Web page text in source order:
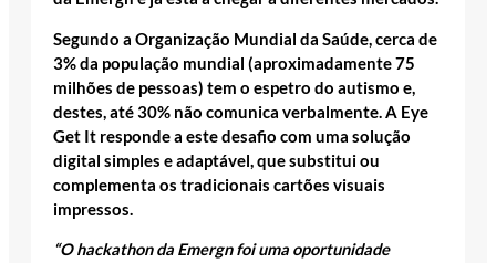
Segundo a Organização Mundial da Saúde, cerca de
3% da população mundial (aproximadamente 75
milhões de pessoas) tem o espetro do autismo e,
destes, até 30% não comunica verbalmente. A Eye
Get It responde a este desafio com uma solução
digital simples e adaptável, que substitui ou
complementa os tradicionais cartões visuais
impressos.
“O hackathon da Emergn foi uma oportunidade